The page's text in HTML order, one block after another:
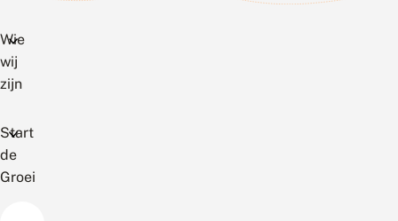
Wie
wij
zijn
Start
de
Groei